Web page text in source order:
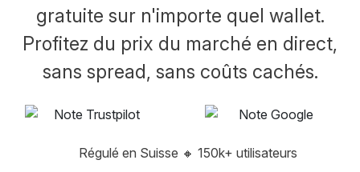
gratuite sur n'importe quel wallet.
Profitez du prix du marché en direct,
sans spread, sans coûts cachés.
Régulé en Suisse 🔸 150k+ utilisateurs